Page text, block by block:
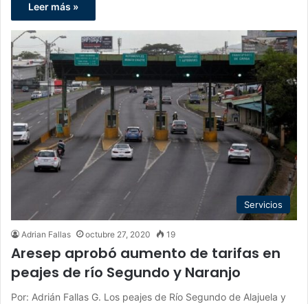
Leer más »
Servicios
Adrian Fallas octubre 27, 2020 19
Aresep aprobó aumento de tarifas en
peajes de río Segundo y Naranjo
Por: Adrián Fallas G. Los peajes de Río Segundo de Alajuela y